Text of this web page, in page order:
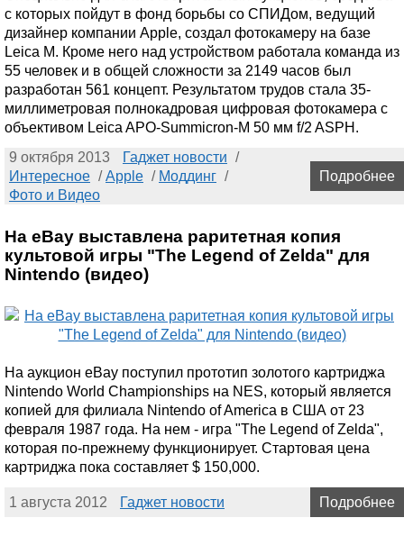
с которых пойдут в фонд борьбы со СПИДом, ведущий
дизайнер компании Apple, создал фотокамеру на базе
Leica M. Кроме него над устройством работала команда из
55 человек и в общей сложности за 2149 часов был
разработан 561 концепт. Результатом трудов стала 35-
миллиметровая полнокадровая цифровая фотокамера с
объективом Leica APO-Summicron-M 50 мм f/2 ASPH.
9 октября 2013
Гаджет новости /
Интересное /Apple / Моддинг /
Фото и Видео
Подробнее
На eBay выставлена раритетная копия
культовой игры "The Legend of Zelda" для
Nintendo (видео)
На аукцион eBay поступил прототип золотого картриджа
Nintendo World Championships на NES, который является
копией для филиала Nintendo of America в США от 23
февраля 1987 года. На нем - игра "The Legend of Zelda",
которая по-прежнему функционирует. Стартовая цена
картриджа пока составляет $ 150,000.
1 августа 2012 Гаджет новости Подробнее